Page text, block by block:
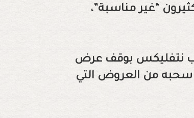
“غير مناسبة”،
نتفليكس بوقف عرض
الشبكة إلى سحبه من العروض التي